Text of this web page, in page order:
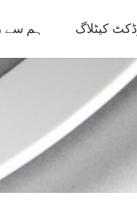
ہم سے کیٹلاگ